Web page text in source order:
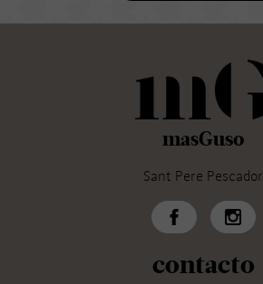
masGuso
Sant Pere Pescador
contacto